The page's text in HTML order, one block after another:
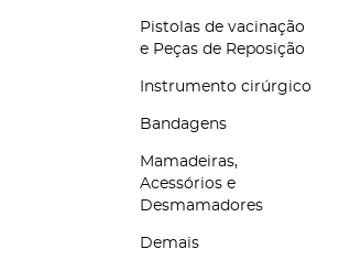
Pistolas de vacinação
e Peças de Reposição
Instrumento cirúrgico
Bandagens
Mamadeiras,
Acessórios e
Desmamadores
Demais